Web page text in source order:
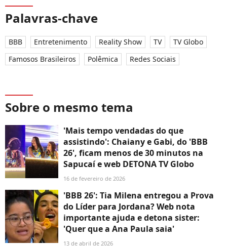
Palavras-chave
BBB Entretenimento Reality Show TV
TV Globo
Famosos Brasileiros
Polêmica Redes Sociais
Sobre o mesmo tema
'Mais tempo vendadas do que
assistindo': Chaiany e Gabi, do 'BBB
26', ficam menos de 30 minutos na
Sapucaí e web DETONA TV Globo
16 de fevereiro de 2026
'BBB 26': Tia Milena entregou a Prova
do Líder para Jordana? Web nota
importante ajuda e detona sister:
'Quer que a Ana Paula saia'
13 de abril de 2026